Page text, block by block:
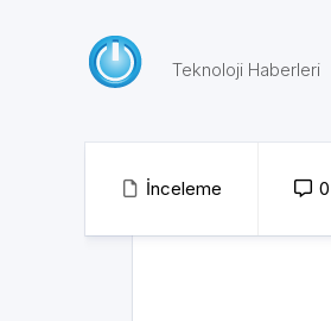
Teknoloji Haberleri
İnceleme 0